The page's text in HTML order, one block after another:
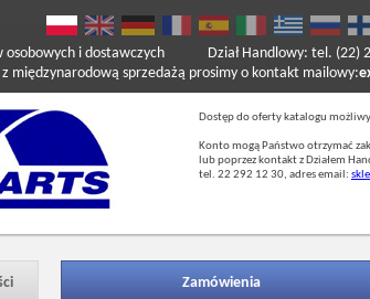
osobowych i dostawczych
sprzedażą prosimy o kontakt mailowy:
Dział Handlowy: tel. (22)
Dostęp do oferty katalogu
Konto mogą Państwo otrzymać
lub poprzez kontakt z Działem
tel. 22 292 12 30, adres email:
Zamówienia